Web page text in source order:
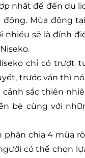
nhất để đến du
Mùa đông
nhiều sẽ là đỉnh
chỉ có trượt
trước ván thì
sắc thiên
bè cùng với
phân chia 4 mùa
có thể chọn